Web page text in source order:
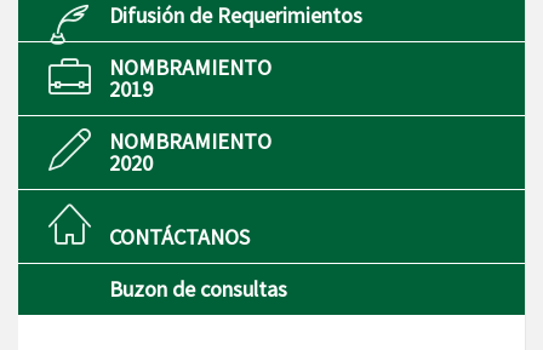
Difusión de Requerimientos
NOMBRAMIENTO
2019
NOMBRAMIENTO
2020
CONTÁCTANOS
Buzon de consultas